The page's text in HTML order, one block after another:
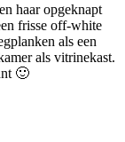
haar opgeknapt
frisse off-white
als een
als vitrinekast.
🙂